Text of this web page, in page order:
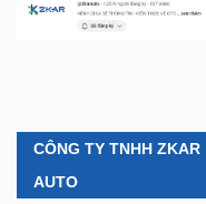
CÔNG TY TNHH ZKAR
AUTO